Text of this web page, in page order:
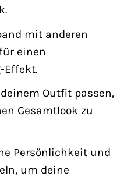
mit anderen
einen
Effekt.
Outfit passen,
Gesamtlook zu
Persönlichkeit und
um deine